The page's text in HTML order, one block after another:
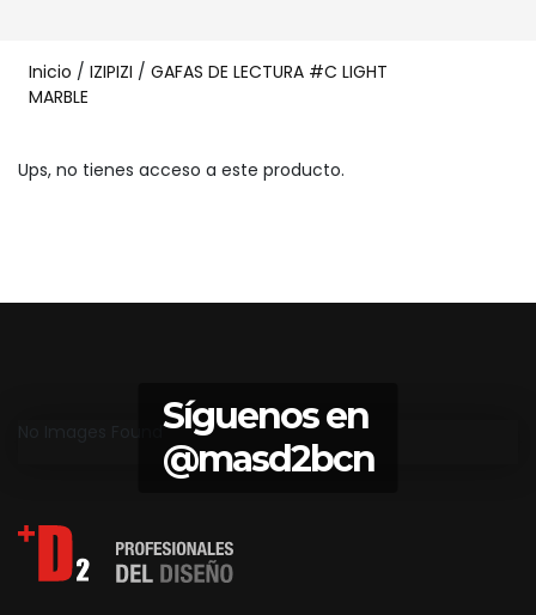
Inicio / IZIPIZI / GAFAS DE LECTURA #C LIGHT
MARBLE
Ups, no tienes acceso a este producto.
Síguenos en
@masd2bcn